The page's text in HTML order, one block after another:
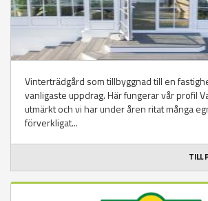
Vinterträdgård som tillbyggnad till en
vanligaste uppdrag. Här fungerar vår profil
utmärkt och vi har under åren ritat många
förverkligat...
TILL